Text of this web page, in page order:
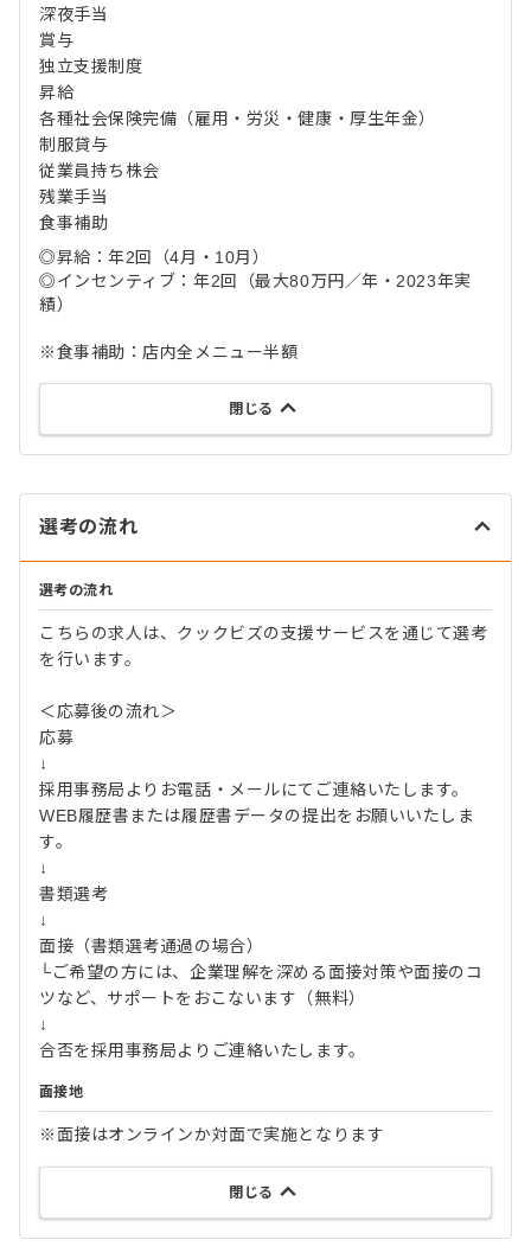
深夜手当
賞与
独立支援制度
昇給
各種社会保険完備（雇用・労災・健康・厚生年金）
制服貸与
従業員持ち株会
残業手当
食事補助
◎昇給：年2回（4月・10月）
◎インセンティブ：年2回（最大80万円／年・2023年実
績）
※食事補助：店内全メニュー半額
閉じる
選考の流れ
選考の流れ
こちらの求人は、クックビズの支援サービスを通じて選考
を行います。
＜応募後の流れ＞
応募
↓
採用事務局よりお電話・メールにてご連絡いたします。
WEB履歴書または履歴書データの提出をお願いいたしま
す。
↓
書類選考
↓
面接（書類選考通過の場合）
└ご希望の方には、企業理解を深める面接対策や面接のコ
ツなど、サポートをおこないます（無料）
↓
合否を採用事務局よりご連絡いたします。
面接地
※面接はオンラインか対面で実施となります
閉じる